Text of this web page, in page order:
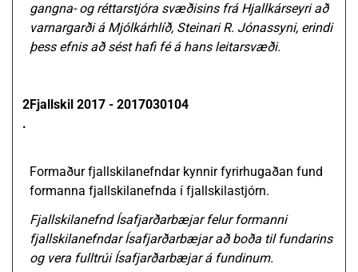
gangna- og réttarstjóra svæðisins frá Hjallkárseyri að
varnargarði á Mjólkárhlíð, Steinari R. Jónassyni, erindi
þess efnis að sést hafi fé á hans leitarsvæði.
2
.
Fjallskil 2017 - 2017030104
Formaður fjallskilanefndar kynnir fyrirhugaðan fund
formanna fjallskilanefnda í fjallskilastjórn.
Fjallskilanefnd Ísafjarðarbæjar felur formanni
fjallskilanefndar Ísafjarðarbæjar að boða til fundarins
og vera fulltrúi Ísafjarðarbæjar á fundinum.